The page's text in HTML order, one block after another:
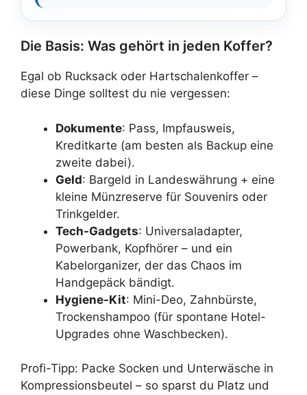
Die Basis: Was gehört in jeden Koffer?
Egal ob Rucksack oder Hartschalenkoffer –
diese Dinge solltest du nie vergessen:
Dokumente: Pass, Impfausweis,
Kreditkarte (am besten als Backup eine
zweite dabei).
Geld: Bargeld in Landeswährung + eine
kleine Münzreserve für Souvenirs oder
Trinkgelder.
Tech-Gadgets: Universaladapter,
Powerbank, Kopfhörer – und ein
Kabelorganizer, der das Chaos im
Handgepäck bändigt.
Hygiene-Kit: Mini-Deo, Zahnbürste,
Trockenshampoo (für spontane Hotel-
Upgrades ohne Waschbecken).
Profi-Tipp: Packe Socken und Unterwäsche in
Kompressionsbeutel – so sparst du Platz und